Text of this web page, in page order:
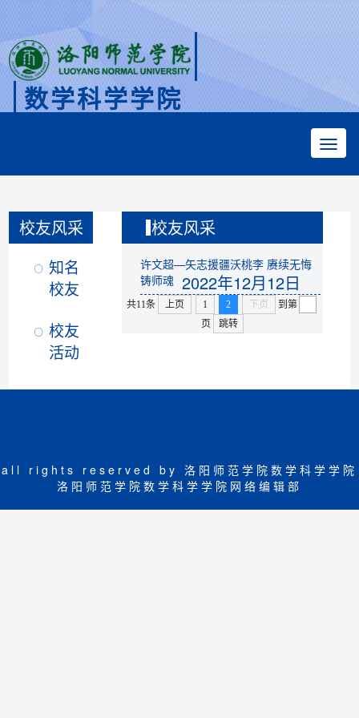
数学科学学院
校友风采
知名
校友
校友
活动
校友风采
许文超—矢志援疆沃桃李 赓续无悔
铸师魂 2022年12月12日
共11条 上页 1 2 下页
到第
页
跳转
all rights reserved by 洛阳师范学院数学科学学院
洛阳师范学院数学科学学院网络编辑部